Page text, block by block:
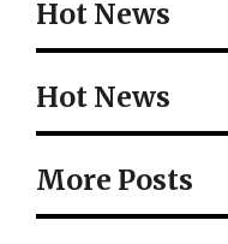
Hot News
Hot News
More Posts